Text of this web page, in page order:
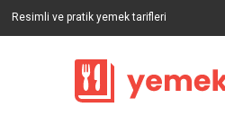
Resimli ve pratik yemek tarifleri